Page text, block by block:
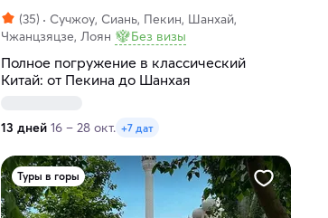
(35)
Сучжоу, Сиань, Пекин, Шанхай,
Чжанцзяцзе, Лоян
Без визы
Полное погружение в классический
Китай: от Пекина до Шанхая
13 дней 16 – 28 окт. +7 дат
Туры в горы